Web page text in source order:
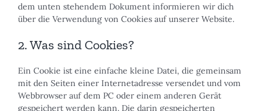
Suche
nach:
dem unten stehendem Dokument informieren wir dich
über die Verwendung von Cookies auf unserer Website.
2. Was sind Cookies?
Ein Cookie ist eine einfache kleine Datei, die gemeinsam
mit den Seiten einer Internetadresse versendet und vom
Webbrowser auf dem PC oder einem anderen Gerät
gespeichert werden kann. Die darin gespeicherten